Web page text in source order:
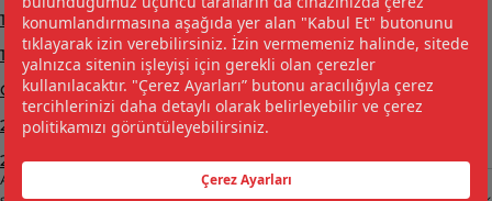
12 KG - Şişman Tüp
12 KG - Uzun Tüp
Güvenlik Seti
2 KG - Geniş Çember Piknik Tüpü
2 KG - Dar Çember Piknik Tüpü
Adı “kalite” ve “güven” ile özdeşleşen İpragaz; Türkiye enerji